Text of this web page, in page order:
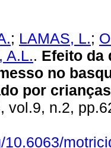
; LAMAS, L.;
A.L.. Efeito da
no
por crianças
vol.9, n.2,
10.6063/